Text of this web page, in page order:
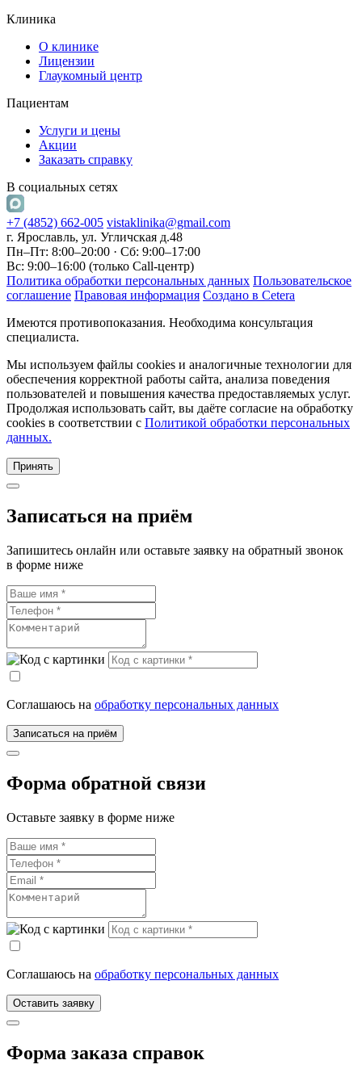
Клиника
О клинике
Лицензии
Глаукомный центр
Пациентам
Услуги и цены
Акции
Заказать справку
В социальных сетях
+7 (4852) 662-005 vistaklinika@gmail.com
г. Ярославль, ул. Угличская д.48
Пн–Пт: 8:00–20:00 · Сб: 9:00–17:00
Вс: 9:00–16:00 (только Call-центр)
Политика обработки персональных данных Пользовательское
соглашение Правовая информация Создано в Cetera
Имеются противопоказания. Необходима консультация
специалиста.
Мы используем файлы cookies и аналогичные технологии для
обеспечения корректной работы сайта, анализа поведения
пользователей и повышения качества предоставляемых услуг.
Продолжая использовать сайт, вы даёте согласие на обработку
cookies в соответствии с Политикой обработки персональных
данных.
Принять
Записаться на приём
Запишитесь онлайн или оставьте заявку на обратный звонок
в форме ниже
Соглашаюсь на обработку персональных данных
Записаться на приём
Форма обратной связи
Оставьте заявку в форме ниже
Соглашаюсь на обработку персональных данных
Оставить заявку
Форма заказа справок